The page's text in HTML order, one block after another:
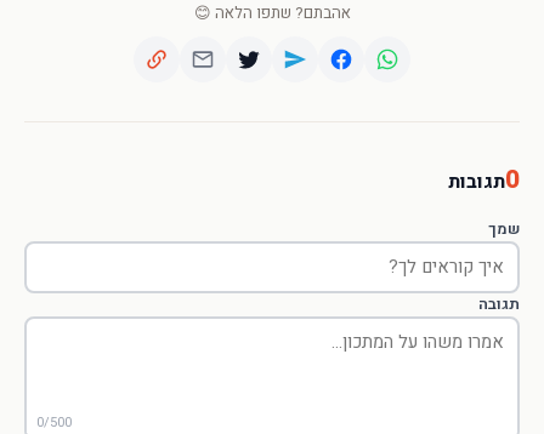
אהבתם? שתפו הלאה 😊
0תגובות
שמך
תגובה
0/500